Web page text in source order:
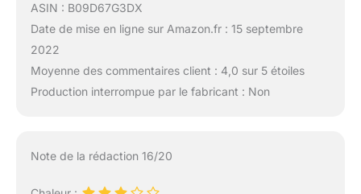
ASIN : B09D67G3DX
Date de mise en ligne sur Amazon.fr : 15 septembre
2022
Moyenne des commentaires client : 4,0 sur 5 étoiles
Production interrompue par le fabricant : Non
Note de la rédaction 16/20